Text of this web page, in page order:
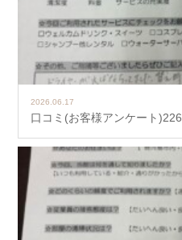
2026.06.17
口コミ(お客様アンケート)226